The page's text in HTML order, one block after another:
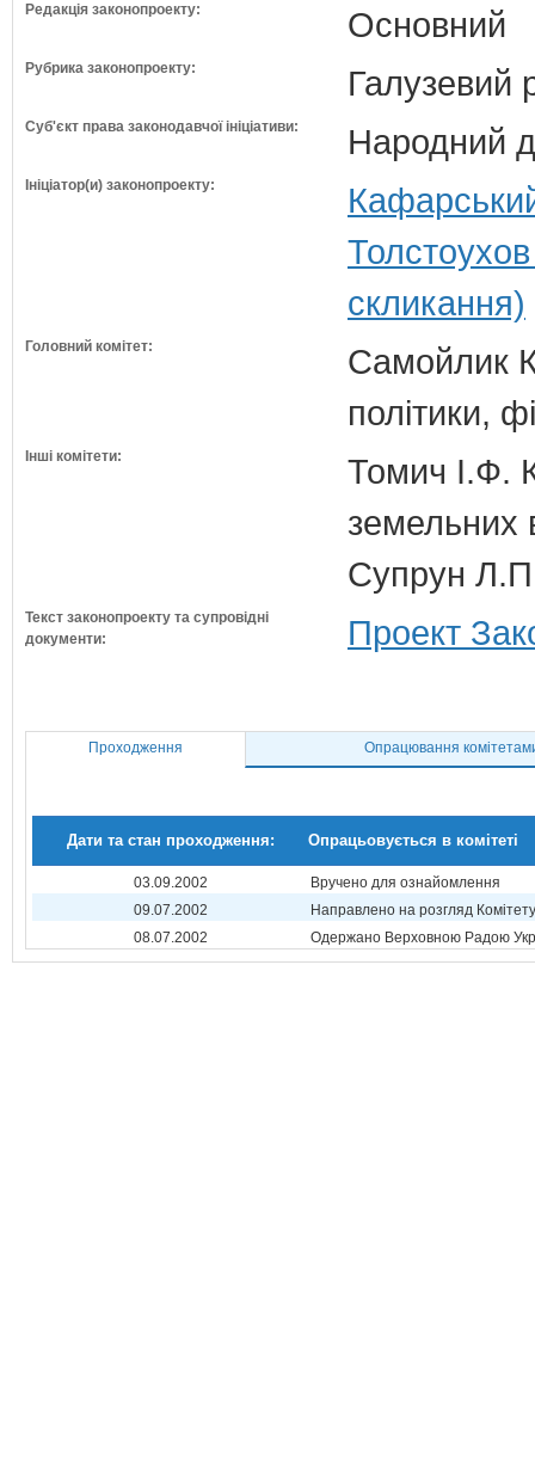
Редакція законопроекту: Основний
Рубрика законопроекту: Галузевий
Суб'єкт права законодавчої ініціативи: Народний
Ініціатор(и) законопроекту:
скликання)
Головний комітет:
Самойлик
політики,
Інші комітети:
Томич І.Ф.
земельних
Супрун
Текст законопроекту та супровідні
документи:
Проект
Проходження Опрацювання
Дати та стан проходження: Опрацьовується в комітеті
03.09.2002
Вручено для ознайомлення
09.07.2002
Направлено на розгляд Комітету
08.07.2002
Одержано Верховною Радою